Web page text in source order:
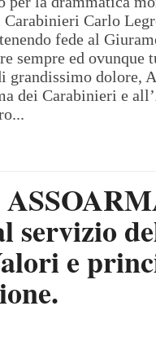
Carabinieri Carlo
fede al
sempre ed
grandissimo dolore,
dei Carabinieri e
servizio
e